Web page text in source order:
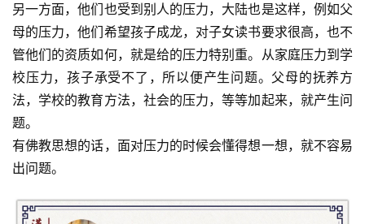
另一方面，他们也受到别人的压力，大陆也是这样，例如父
母的压力，他们希望孩子成龙，对子女读书要求很高，也不
管他们的资质如何，就是给的压力特别重。从家庭压力到学
校压力，孩子承受不了，所以便产生问题。父母的抚养方
法，学校的教育方法，社会的压力，等等加起来，就产生问
题。
有佛教思想的话，面对压力的时候会懂得想一想，就不容易
出问题。